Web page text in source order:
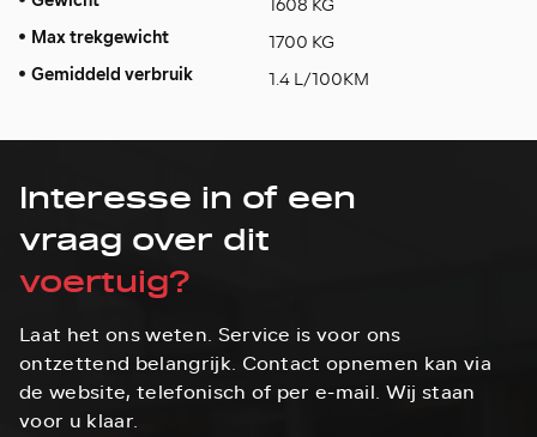
1608 KG
Max trekgewicht 1700 KG
Gemiddeld verbruik 1.4 L/100KM
Interesse in of een
vraag over dit
voertuig?
Laat het ons weten. Service is voor ons
ontzettend belangrijk. Contact opnemen kan via
de website, telefonisch of per e-mail. Wij staan
voor u klaar.